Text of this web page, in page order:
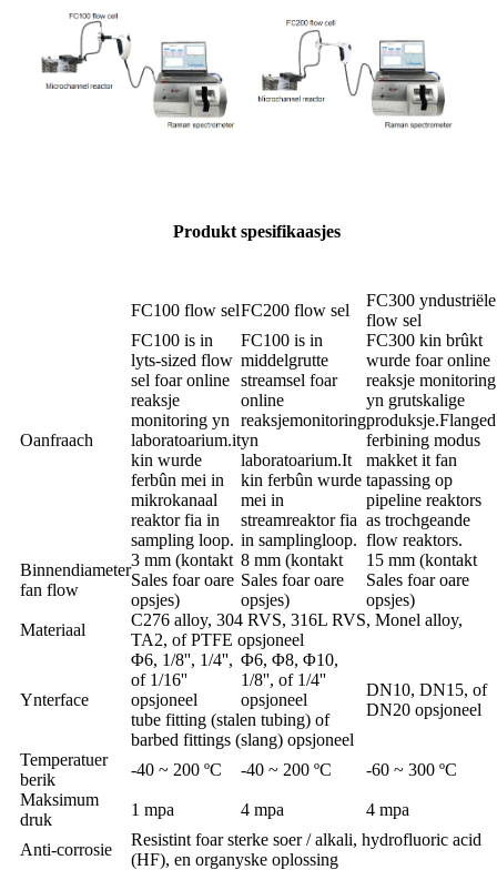
Produkt spesifikaasjes
FC100 flow selFC200 flow sel
FC300 yndustriële
flow sel
Oanfraach
FC100 is in
lyts-sized flow
sel foar online
reaksje
monitoring yn
laboratoarium.it
kin wurde
ferbûn mei in
mikrokanaal
reaktor fia in
sampling loop.
FC100 is in
middelgrutte
streamsel foar
online
reaksjemonitoring
yn
laboratoarium.It
kin ferbûn wurde
mei in
streamreaktor fia
in samplingloop.
FC300 kin brûkt
wurde foar online
reaksje monitoring
yn grutskalige
produksje.Flanged
ferbining modus
makket it fan
tapassing op
pipeline reaktors
as trochgeande
flow reaktors.
Binnendiameter
fan flow
3 mm (kontakt
Sales foar oare
opsjes)
8 mm (kontakt
Sales foar oare
opsjes)
15 mm (kontakt
Sales foar oare
opsjes)
Materiaal
C276 alloy, 304 RVS, 316L RVS, Monel alloy,
TA2, of PTFE opsjoneel
Ynterface
Φ6, 1/8'', 1/4'',
of 1/16''
opsjoneel
Φ6, Φ8, Φ10,
1/8'', of 1/4''
opsjoneel
DN10, DN15, of
DN20 opsjoneel
tube fitting (stalen tubing) of
barbed fittings (slang) opsjoneel
Temperatuer
berik
-40 ~ 200 ºC -40 ~ 200 ºC
-60 ~ 300 ºC
Maksimum
druk
1 mpa 4 mpa 4 mpa
Anti-corrosie
Resistint foar sterke soer / alkali, hydrofluoric acid
(HF), en organyske oplossing